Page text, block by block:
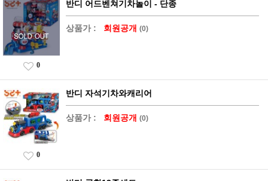
반디 어드벤쳐기차놀이 - 단종
상품가 : 회원공개 (0)
0
반디 자석기차와캐리어
상품가 : 회원공개 (0)
0